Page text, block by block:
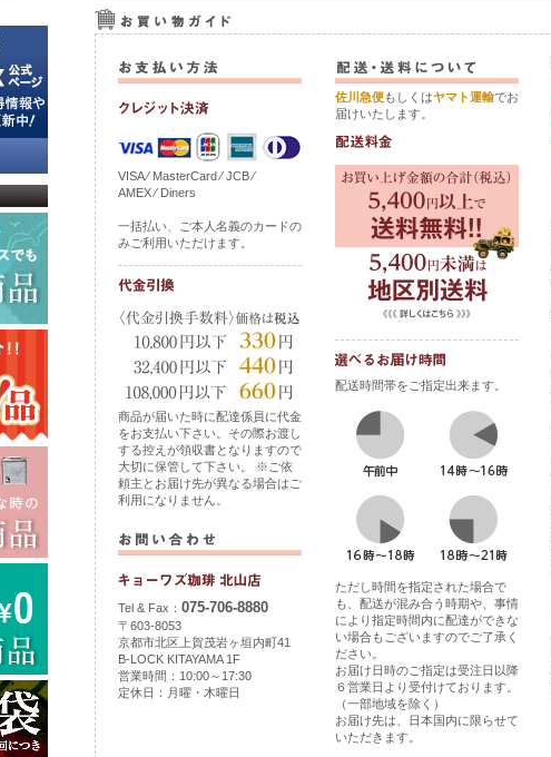
VISA ⁄ MasterCard ⁄ JCB ⁄
AMEX ⁄ Diners
一括払い、ご本人名義のカードの
みご利用いただけます。
商品が届いた時に配達係員に代金
をお支払い下さい。その際お渡し
する控えが領収書となりますので
大切に保管して下さい。 ※ご依
頼主とお届け先が異なる場合はご
利用になりません。
Tel & Fax： 075-706-8880
〒603-8053
京都市北区上賀茂岩ヶ垣内町41
B-LOCK KITAYAMA 1F
営業時間：10:00～17:30
定休日：月曜・木曜日
佐川急便もしくはヤマト運輸でお
届けいたします。
配送時間帯をご指定出来ます。
ただし時間を指定された場合で
も、配送が混み合う時期や、事情
により指定時間内に配達ができな
い場合もございますのでご了承く
ださい。
お届け日時のご指定は受注日以降
６営業日より受付けております。
（一部地域を除く）
お届け先は、日本国内に限らせて
いただきます。